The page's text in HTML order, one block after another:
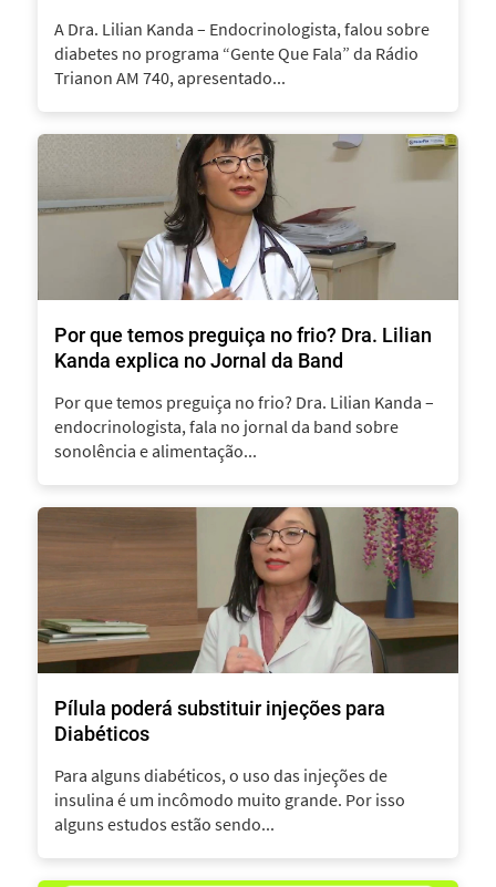
A Dra. Lilian Kanda – Endocrinologista, falou sobre
diabetes no programa “Gente Que Fala” da Rádio
Trianon AM 740, apresentado...
Por que temos preguiça no frio? Dra. Lilian
Kanda explica no Jornal da Band
Por que temos preguiça no frio? Dra. Lilian Kanda –
endocrinologista, fala no jornal da band sobre
sonolência e alimentação...
Pílula poderá substituir injeções para
Diabéticos
Para alguns diabéticos, o uso das injeções de
insulina é um incômodo muito grande. Por isso
alguns estudos estão sendo...